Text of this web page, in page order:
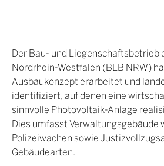
Wanne
Der Bau- und Liegenschaftsbetrieb
Nordrhein-Westfalen (BLB NRW)
Ausbaukonzept erarbeitet und
identifiziert, auf denen eine
sinnvolle Photovoltaik-Anlage
Dies umfasst Verwaltungsgebäude
Polizeiwachen sowie
Gebäudearten.